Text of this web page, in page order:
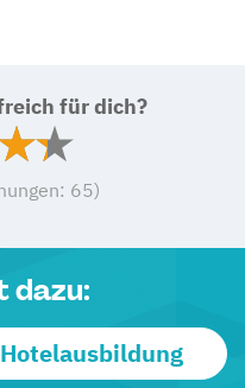
für dich?
65)
dazu: